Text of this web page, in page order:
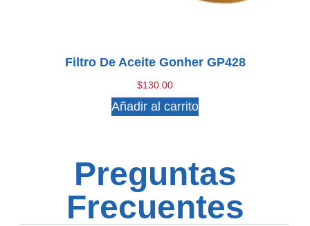
Filtro De Aceite Gonher GP428
$130.00
Añadir al carrito
Preguntas
Frecuentes